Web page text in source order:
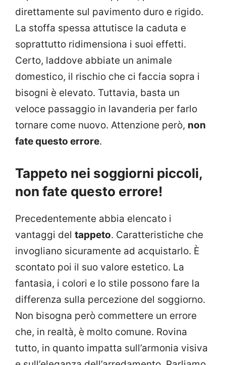
direttamente sul pavimento duro e rigido.
La stoffa spessa attutisce la caduta e
soprattutto ridimensiona i suoi effetti.
Certo, laddove abbiate un animale
domestico, il rischio che ci faccia sopra i
bisogni è elevato. Tuttavia, basta un
veloce passaggio in lavanderia per farlo
tornare come nuovo. Attenzione però, non
fate questo errore.
Tappeto nei soggiorni piccoli,
non fate questo errore!
Precedentemente abbia elencato i
vantaggi del tappeto. Caratteristiche che
invogliano sicuramente ad acquistarlo. È
scontato poi il suo valore estetico. La
fantasia, i colori e lo stile possono fare la
differenza sulla percezione del soggiorno.
Non bisogna però commettere un errore
che, in realtà, è molto comune. Rovina
tutto, in quanto impatta sull’armonia visiva